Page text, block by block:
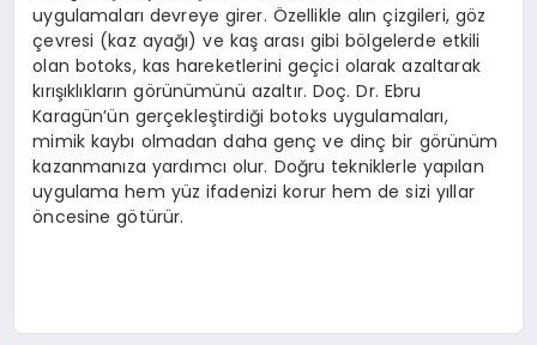
uygulamaları devreye girer. Özellikle alın çizgileri, göz
çevresi (kaz ayağı) ve kaş arası gibi bölgelerde etkili
olan botoks, kas hareketlerini geçici olarak azaltarak
kırışıklıkların görünümünü azaltır. Doç. Dr. Ebru
Karagün’ün gerçekleştirdiği botoks uygulamaları,
mimik kaybı olmadan daha genç ve dinç bir görünüm
kazanmanıza yardımcı olur. Doğru tekniklerle yapılan
uygulama hem yüz ifadenizi korur hem de sizi yıllar
öncesine götürür.